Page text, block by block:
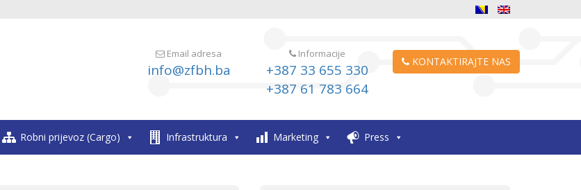
Email adresa
info@zfbh.ba
Informacije
+387 33 655 330
+387 61 783 664
KONTAKTIRAJTE NAS
Robni prijevoz (Cargo) Infrastruktura Marketing Press